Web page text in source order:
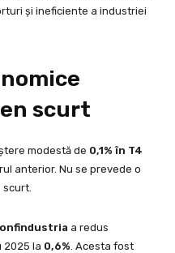
și ineficiente a industriei
scurt
modestă de 0,1% în T4
anterior. Nu se prevede o
scurt.
a redus
2025 la 0,6%. Acesta fost